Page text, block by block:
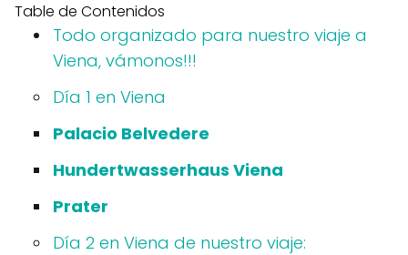
Table de Contenidos
Todo organizado para nuestro viaje a
Viena, vámonos!!!
Día 1 en Viena
Palacio Belvedere
Hundertwasserhaus Viena
Prater
Día 2 en Viena de nuestro viaje: